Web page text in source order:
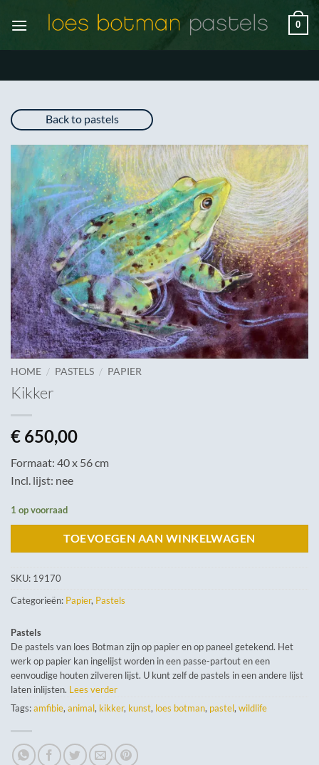
naar
0
Back to pastels
HOME / PASTELS / PAPIER
Kikker
€ 650,00
Formaat: 40 x 56 cm
Incl. lijst: nee
1 op voorraad
TOEVOEGEN AAN WINKELWAGEN
SKU: 19170
Categorieën: Papier, Pastels
Pastels
De pastels van loes Botman zijn op papier en op paneel getekend. Het
werk op papier kan ingelijst worden in een passe-partout en een
eenvoudige houten zilveren lijst. U kunt zelf de pastels in een andere lijst
laten inlijsten. Lees verder
Tags:amfibie, animal, kikker, kunst, loes botman, pastel, wildlife